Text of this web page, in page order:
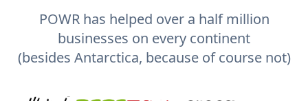
POWR has helped over a half million
businesses on every continent
(besides Antarctica, because of course not)